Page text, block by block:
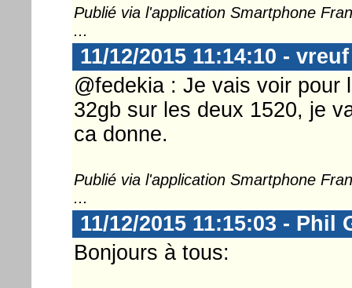
Publié via l'application Smartphone
...
11/12/2015 11:14:10 - vreuf
@fedekia : Je vais voir pour
32gb sur les deux 1520, je
ca donne.
Publié via l'application Smartphone
...
11/12/2015 11:15:03 - Phil
Bonjours à tous: